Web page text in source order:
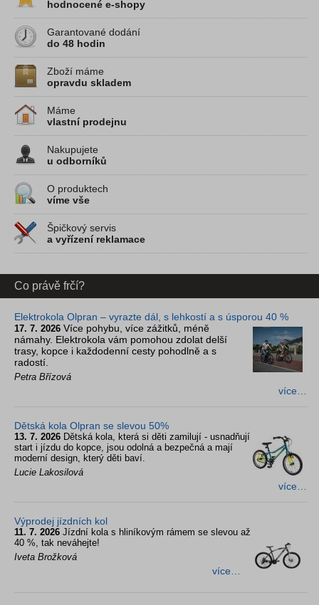
hodnocené e-shopy
Garantované dodání
do 48 hodin
Zboží máme
opravdu skladem
Máme
vlastní prodejnu
Nakupujete
u odborníků
O produktech
víme vše
Špičkový servis
a vyřízení reklamace
Co právě frčí?
Elektrokola Olpran – vyrazte dál, s lehkostí a s úsporou 40 %
17. 7. 2026 Více pohybu, více zážitků, méně
námahy. Elektrokola vám pomohou zdolat delší
trasy, kopce i každodenní cesty pohodlně a s
radostí.
Petra Břízová
více…
Dětská kola Olpran se slevou 50%
13. 7. 2026 Dětská kola, která si děti zamilují - usnadňují
start i jízdu do kopce, jsou odolná a bezpečná a mají
moderní design, který děti baví.
Lucie Lakosilová
více…
Výprodej jízdních kol
11. 7. 2026 Jízdní kola s hliníkovým rámem se slevou až
40 %, tak neváhejte!
Iveta Brožková
více…